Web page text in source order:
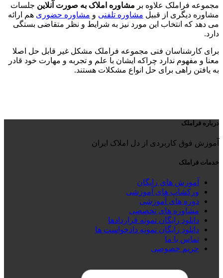
مجموعه فراملک علاوه بر مشاوره املاک به صورت آنلاین جلسات
مشاوره دیگری از قبیل مشاوره تلفنی و مشاوره حضوری هم ارائه
می دهد که انتخاب این مورد نیز به شرایط و نظر متقاضی بستگی
دارد.
برای کارشناسان فنی مجموعه فراملک مشکل غیر قابل حل اصلا
معنا و مفهوم ندارد چراکه ایشان با علم و تجربه و مهارت خود قادر
به یافتن راهی برای حل انواع مشکلات هستند.
درباره فراملک
آموزش فوق کاربردی از دل املاک ایران
خدمات فراملک
آموزش های رایگان
ورکشاپ های آموزشی
دوره های آموزشی
مشاوره های تخصصی
دانلود رایگان نمونه قراردادها
دانلود رایگان نمونه دادخواست ها
تماس با ما
حریم خصوصی